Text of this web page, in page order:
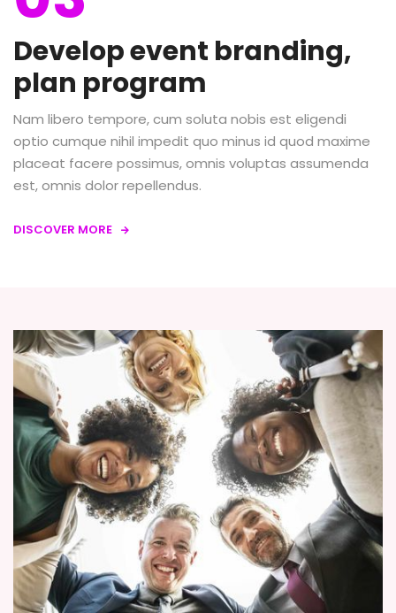
Develop event branding,
plan program
Nam libero tempore, cum soluta nobis est eligendi
optio cumque nihil impedit quo minus id quod maxime
placeat facere possimus, omnis voluptas assumenda
est, omnis dolor repellendus.
DISCOVER MORE 